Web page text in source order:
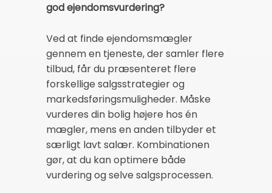
god ejendomsvurdering?
Ved at finde ejendomsmægler
gennem en tjeneste, der samler flere
tilbud, får du præsenteret flere
forskellige salgsstrategier og
markedsføringsmuligheder. Måske
vurderes din bolig højere hos én
mægler, mens en anden tilbyder et
særligt lavt salær. Kombinationen
gør, at du kan optimere både
vurdering og selve salgsprocessen.